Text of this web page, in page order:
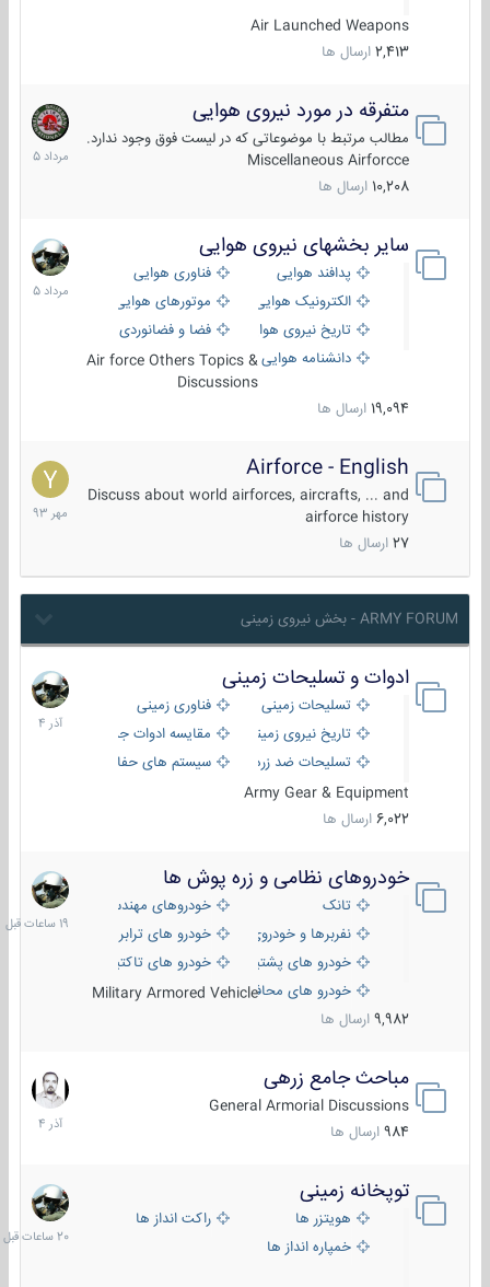
Air Launched Weapons
2,413 ارسال ها
متفرقه در مورد نیروی هوایی
مطالب مرتبط با موضوعاتی که در لیست فوق وجود ندارد.
Miscellaneous Airforcce
10,208 ارسال ها
7
مرداد
1405
سایر بخشهای نیروی هوایی
پدافند هوایی
فناوری هوایی
الکترونیک هوایی
موتورهای هوایی
تاریخ نیروی هوایی
فضا و فضانوردی
دانشنامه هواییAir force Others Topics &
Discussions
19,094 ارسال ها
2
مرداد
1405
Airforce - English
Discuss about world airforces, aircrafts, ... and
airforce history
27 ارسال ها
15
مهر
1393
ARMY FORUM - بخش نیروی زمینی
ادوات و تسلیحات زمینی
تسلیحات زمینی
فناوری زمینی
تاریخ نیروی زمینی
مقایسه ادوات جنگی
تسلیحات ضد زره
سیستم های حفاظت فعال
Army Gear & Equipment
6,022 ارسال ها
21
آذر
1404
خودروهای نظامی و زره پوش ها
تانک
خودروهای مهندسی
نفربرها و خودروی های رزمی پیاده نظام
خودرو های ترابری نظامی
خودرو های پشتیبانی آتش ، شناسایی و ضد تانک
خودرو های تاکتیکی نظامی
خودرو های محافظت شدهMilitary Armored Vehicle
9,982 ارسال ها
19
ساعات
قبل
مباحث جامع زرهی
General Armorial Discussions
984 ارسال ها
7
آذر
1404
توپخانه زمینی
هویتزر ها
راکت انداز ها
خمپاره انداز ها
20
ساعات
قبل